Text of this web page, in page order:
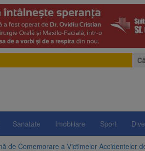
Sanatate Imobiliare Sport
de Comemorare a Victimelor Accidentelor